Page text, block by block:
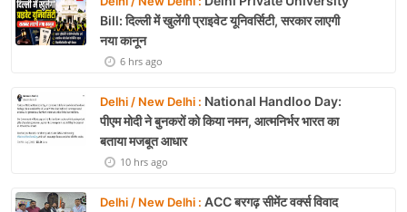
Bill: दिल्ली में खुलेंगी प्राइवेट यूनिवर्सिटी, सरकार लाएगी
नया कानून
6 hrs ago
Delhi / New Delhi : National Handloo Day:
पीएम मोदी ने बुनकरों को किया नमन, आत्मनिर्भर भारत का
बताया मजबूत आधार
10 hrs ago
Delhi / New Delhi : ACC बरगढ़ सीमेंट वर्क्स विवाद